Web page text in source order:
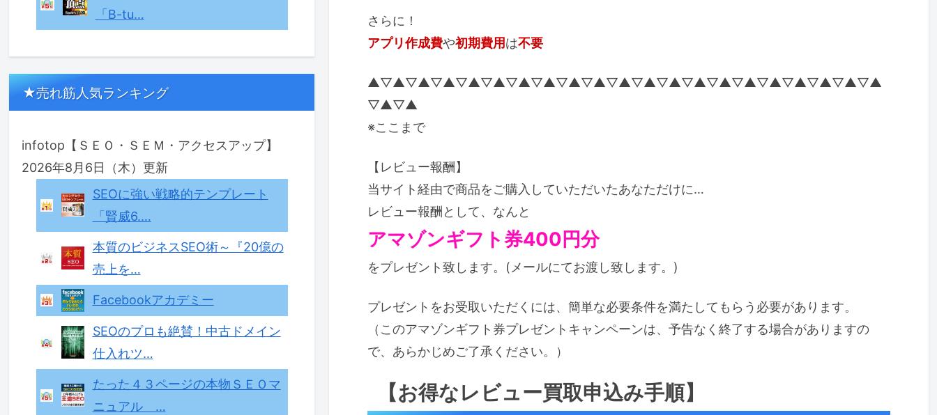
さらに！
アプリ作成費や初期費用は不要
▲▽▲▽▲▽▲▽▲▽▲▽▲▽▲▽▲▽▲▽▲▽▲▽▲▽▲▽▲▽▲▽▲▽▲▽▲▽▲▽▲
▽▲▽▲
※ここまで
【レビュー報酬】
当サイト経由で商品をご購入していただいたあなただけに…
レビュー報酬として、なんと
アマゾンギフト券400円分
をプレゼント致します。(メールにてお渡し致します。)
プレゼントをお受取いただくには、簡単な必要条件を満たしてもらう必要があります。
（このアマゾンギフト券プレゼントキャンペーンは、予告なく終了する場合がありますの
で、あらかじめご了承ください。）
【お得なレビュー買取申込み手順】
「B-tu…
★売れ筋人気ランキング
infotop【ＳＥＯ・ＳＥＭ・アクセスアップ】
2026年8月6日（木）更新
SEOに強い戦略的テンプレート
「賢威6.…
本質のビジネスSEO術～『20億の
売上を…
Facebookアカデミー
SEOのプロも絶賛！中古ドメイン
仕入れツ…
たった４３ページの本物ＳＥＯマ
ニュアル …